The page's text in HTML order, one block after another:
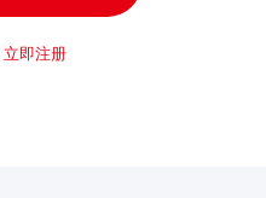
立即注册